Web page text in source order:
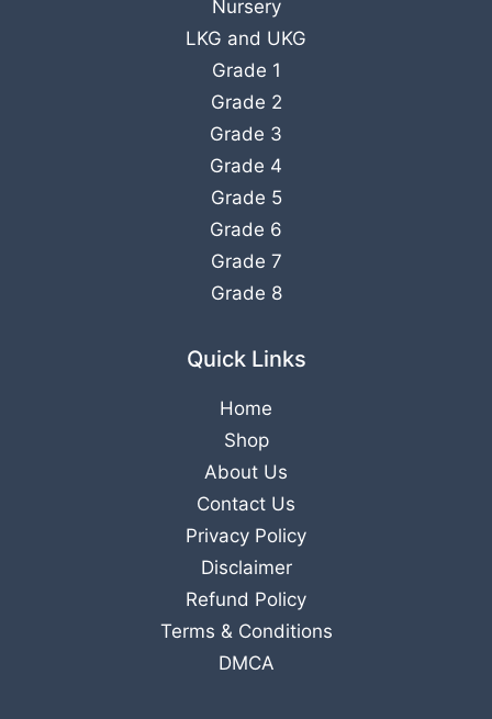
Nursery
LKG and UKG
Grade 1
Grade 2
Grade 3
Grade 4
Grade 5
Grade 6
Grade 7
Grade 8
Quick Links
Home
Shop
About Us
Contact Us
Privacy Policy
Disclaimer
Refund Policy
Terms & Conditions
DMCA